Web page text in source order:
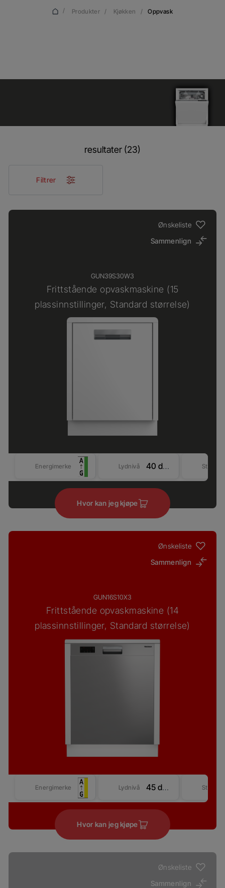
/ Produkter / Kjøkken / Oppvask
resultater (23)
Filtrer
Ønskeliste
Sammenlign
GUN39S30W3
Frittstående opvaskmaskine (15
plassinnstillinger, Standard størrelse)
Energimerke Lydnivå 40 dBA
Hvor kan jeg kjøpe
Ønskeliste
Sammenlign
GUN16S10X3
Frittstående opvaskmaskine (14
plassinnstillinger, Standard størrelse)
Energimerke Lydnivå 45 dBA
Hvor kan jeg kjøpe
Ønskeliste
Sammenlign